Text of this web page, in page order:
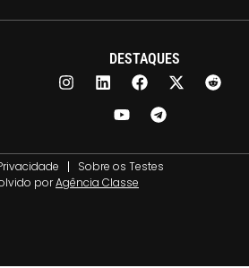
DESTAQUES
Sobre os Testes
porAgência Classe